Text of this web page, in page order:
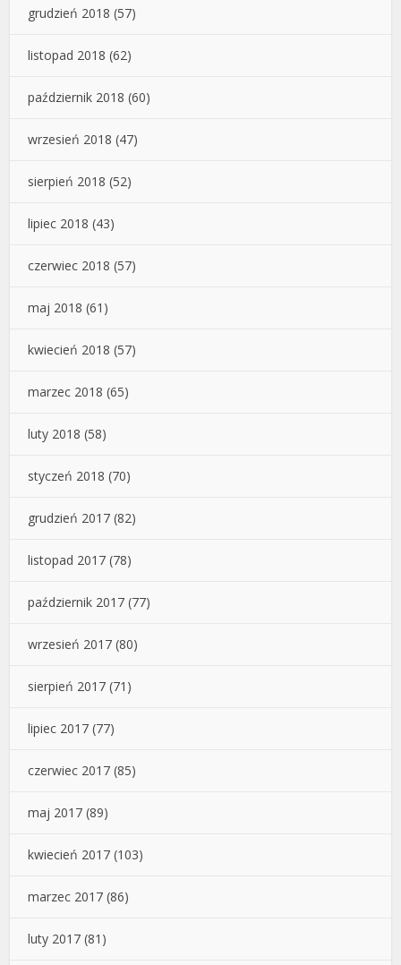
grudzień 2018 (57)
listopad 2018 (62)
październik 2018 (60)
wrzesień 2018 (47)
sierpień 2018 (52)
lipiec 2018 (43)
czerwiec 2018 (57)
maj 2018 (61)
kwiecień 2018 (57)
marzec 2018 (65)
luty 2018 (58)
styczeń 2018 (70)
grudzień 2017 (82)
listopad 2017 (78)
październik 2017 (77)
wrzesień 2017 (80)
sierpień 2017 (71)
lipiec 2017 (77)
czerwiec 2017 (85)
maj 2017 (89)
kwiecień 2017 (103)
marzec 2017 (86)
luty 2017 (81)